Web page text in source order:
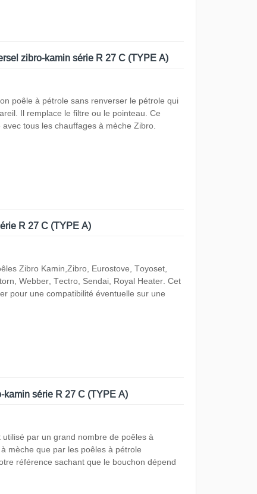
zibro-kamin série R 27 C (TYPE A)
poêle à pétrole sans renverser le pétrole qui
Il remplace le filtre ou le pointeau. Ce
tous les chauffages à mèche Zibro.
R 27 C (TYPE A)
Zibro Kamin,Zibro, Eurostove, Toyoset,
Webber, Tectro, Sendai, Royal Heater. Cet
pour une compatibilité éventuelle sur une
kamin série R 27 C (TYPE A)
utilisé par un grand nombre de poêles à
mèche que par les poêles à pétrole
référence sachant que le bouchon dépend